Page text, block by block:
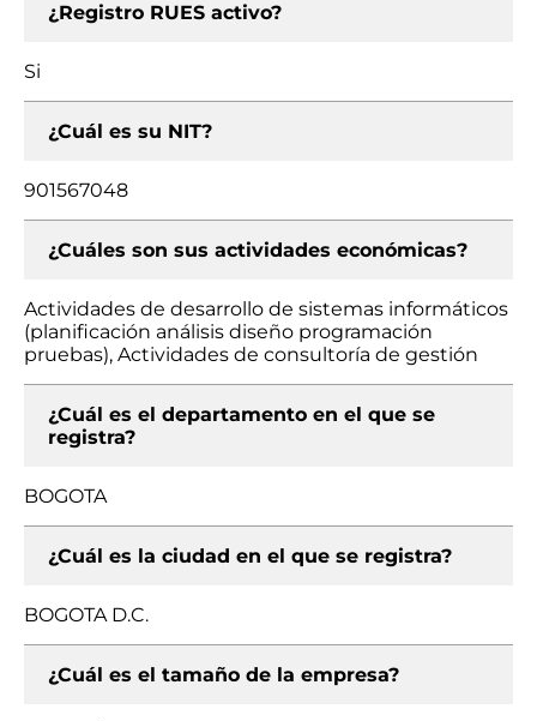
¿Registro RUES activo?
Si
¿Cuál es su NIT?
901567048
¿Cuáles son sus actividades económicas?
Actividades de desarrollo de sistemas informáticos
(planificación análisis diseño programación
pruebas), Actividades de consultoría de gestión
¿Cuál es el departamento en el que se
registra?
BOGOTA
¿Cuál es la ciudad en el que se registra?
BOGOTA D.C.
¿Cuál es el tamaño de la empresa?